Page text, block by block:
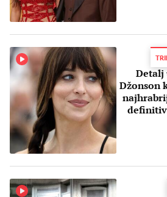
Detalj
Džonson